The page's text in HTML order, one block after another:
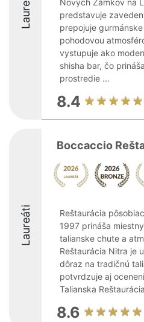
Nových Zámkov na
predstavuje
prepojuje
pohodovou
vystupuje ako
shisha bar, čo
prostredie ...
8.4
Laureáti
Boccaccio
Reštaurácia
1997 prináša
talianske chute a
Reštaurácia Nitra je
dôraz na tradičnú
potvrdzuje aj
Talianska
8.6